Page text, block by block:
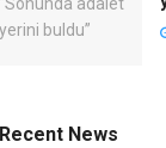
Recent News